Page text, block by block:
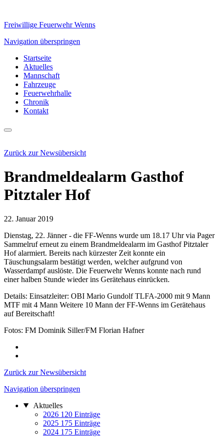
Freiwillige Feuerwehr Wenns
Navigation überspringen
Startseite
Aktuelles
Mannschaft
Fahrzeuge
Feuerwehrhalle
Chronik
Kontakt
Zurück zur Newsübersicht
Brandmeldealarm Gasthof
Pitztaler Hof
22. Januar 2019
Dienstag, 22. Jänner - die FF-Wenns wurde um 18.17 Uhr via Pager
Sammelruf erneut zu einem Brandmeldealarm im Gasthof Pitztaler
Hof alarmiert. Bereits nach kürzester Zeit konnte ein
Täuschungsalarm bestätigt werden, welcher aufgrund von
Wasserdampf auslöste. Die Feuerwehr Wenns konnte nach rund
einer halben Stunde wieder ins Gerätehaus einrücken.
Details: Einsatzleiter: OBI Mario Gundolf TLFA-2000 mit 9 Mann
MTF mit 4 Mann Weitere 10 Mann der FF-Wenns im Gerätehaus
auf Bereitschaft!
Fotos: FM Dominik Siller/FM Florian Hafner
Zurück zur Newsübersicht
Navigation überspringen
Aktuelles
2026 120 Einträge
2025 175 Einträge
2024 175 Einträge